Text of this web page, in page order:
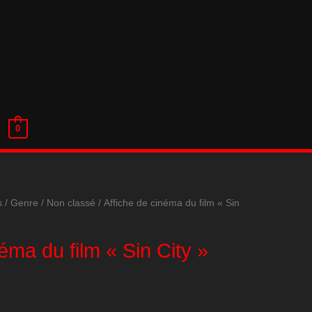
0
/ Genre / Non classé / Affiche de cinéma du film « Sin
du film « Sin City »